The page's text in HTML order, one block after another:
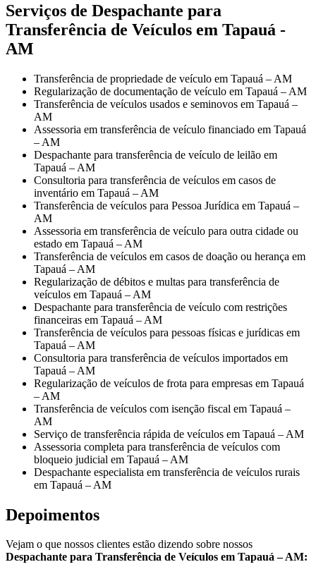
Serviços de Despachante para
Transferência de Veículos em Tapauá -
AM
Transferência de propriedade de veículo em Tapauá – AM
Regularização de documentação de veículo em Tapauá – AM
Transferência de veículos usados e seminovos em Tapauá –
AM
Assessoria em transferência de veículo financiado em Tapauá
– AM
Despachante para transferência de veículo de leilão em
Tapauá – AM
Consultoria para transferência de veículos em casos de
inventário em Tapauá – AM
Transferência de veículos para Pessoa Jurídica em Tapauá –
AM
Assessoria em transferência de veículo para outra cidade ou
estado em Tapauá – AM
Transferência de veículos em casos de doação ou herança em
Tapauá – AM
Regularização de débitos e multas para transferência de
veículos em Tapauá – AM
Despachante para transferência de veículo com restrições
financeiras em Tapauá – AM
Transferência de veículos para pessoas físicas e jurídicas em
Tapauá – AM
Consultoria para transferência de veículos importados em
Tapauá – AM
Regularização de veículos de frota para empresas em Tapauá
– AM
Transferência de veículos com isenção fiscal em Tapauá –
AM
Serviço de transferência rápida de veículos em Tapauá – AM
Assessoria completa para transferência de veículos com
bloqueio judicial em Tapauá – AM
Despachante especialista em transferência de veículos rurais
em Tapauá – AM
Depoimentos
Vejam o que nossos clientes estão dizendo sobre nossos
Despachante para Transferência de Veículos em Tapauá – AM: